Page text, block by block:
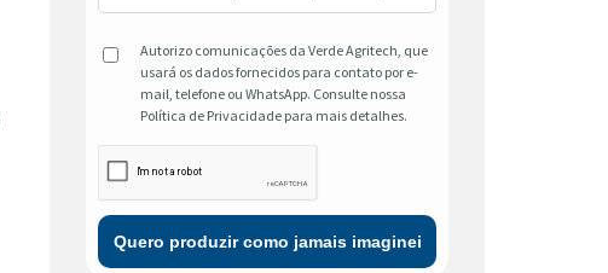
Autorizo comunicações da Verde Agritech, que
usará os dados fornecidos para contato por e-
mail, telefone ou WhatsApp. Consulte nossa
Política de Privacidade para mais detalhes.